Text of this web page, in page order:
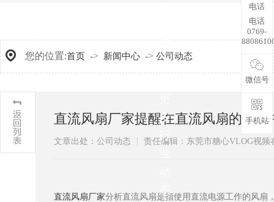
您
了
多
行
态
您的位置:首页 -> 新闻中心 -> 公司动态
直流风扇厂家提醒在直流风扇的使用
文章出处：公司动态 责任编辑：东莞市糖心VLOG视
直流风扇厂家分析直流风扇是指使用直流电源工作的风扇，
电话
电话
0769-
微信号
手机站